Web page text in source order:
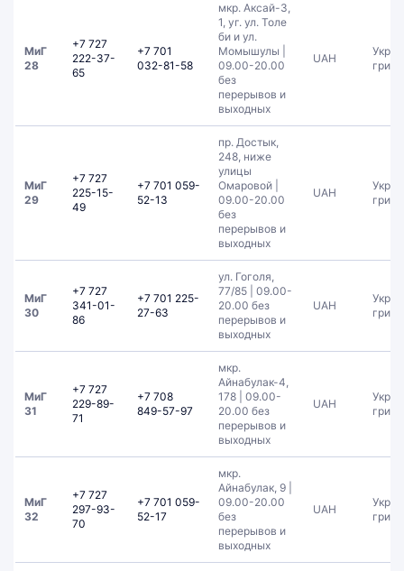
МиГ
28
+7 727
222-37-
65
+7 701
032-81-58
мкр. Аксай-3,
1, уг. ул. Толе
би и ул.
Момышулы |
09.00-20.00
без
перерывов и
выходных
UAH
МиГ
29
+7 727
225-15-
49
+7 701 059-
52-13
пр. Достык,
248, ниже
улицы
Омаровой |
09.00-20.00
без
перерывов и
выходных
UAH
МиГ
30
+7 727
341-01-
86
+7 701 225-
27-63
ул. Гоголя,
77/85 | 09.00-
20.00 без
перерывов и
выходных
UAH
МиГ
31
+7 727
229-89-
71
+7 708
849-57-97
мкр.
Айнабулак-4,
178 | 09.00-
20.00 без
перерывов и
выходных
UAH
МиГ
32
+7 727
297-93-
70
+7 701 059-
52-17
мкр.
Айнабулак, 9 |
09.00-20.00
без
перерывов и
выходных
UAH